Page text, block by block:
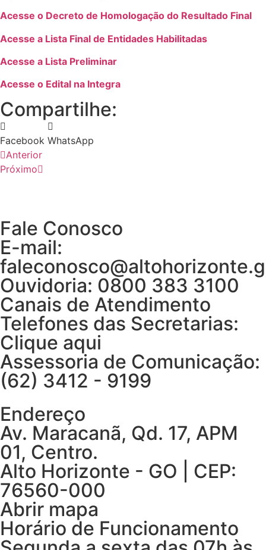
Acesse o Decreto de Homologação do Resultado Final
Acesse a Lista Final de Entidades Habilitadas
Acesse a Lista Preliminar
Acesse o Edital na Integra
Compartilhe:
Facebook WhatsApp
Anterior
Próximo
Fale Conosco
E-mail:
Ouvidoria: 0800 383 3100
Canais de Atendimento
Telefones das Secretarias:
Clique aqui
Assessoria de Comunicação:
(62) 3412 - 9199
Endereço
Av. Maracanã, Qd. 17, APM
01, Centro.
Alto Horizonte - GO | CEP:
76560-000
Abrir mapa
Horário de Funcionamento